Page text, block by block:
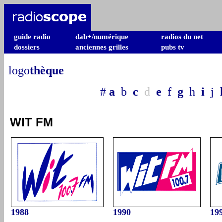
guide radio dab+/numérique
radios du net
dossiers
anciennes grilles pubs tv
logothèque
# a b c d e f g h i j
WIT FM
1988 1990